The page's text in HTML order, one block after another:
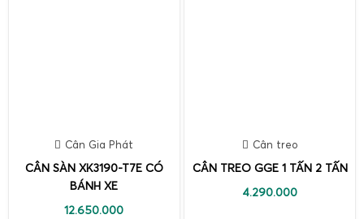
Cân Gia Phát
CÂN SÀN XK3190-T7E CÓ
BÁNH XE
12.650.000
Cân treo
CÂN TREO GGE 1 TẤN 2 TẤN
4.290.000